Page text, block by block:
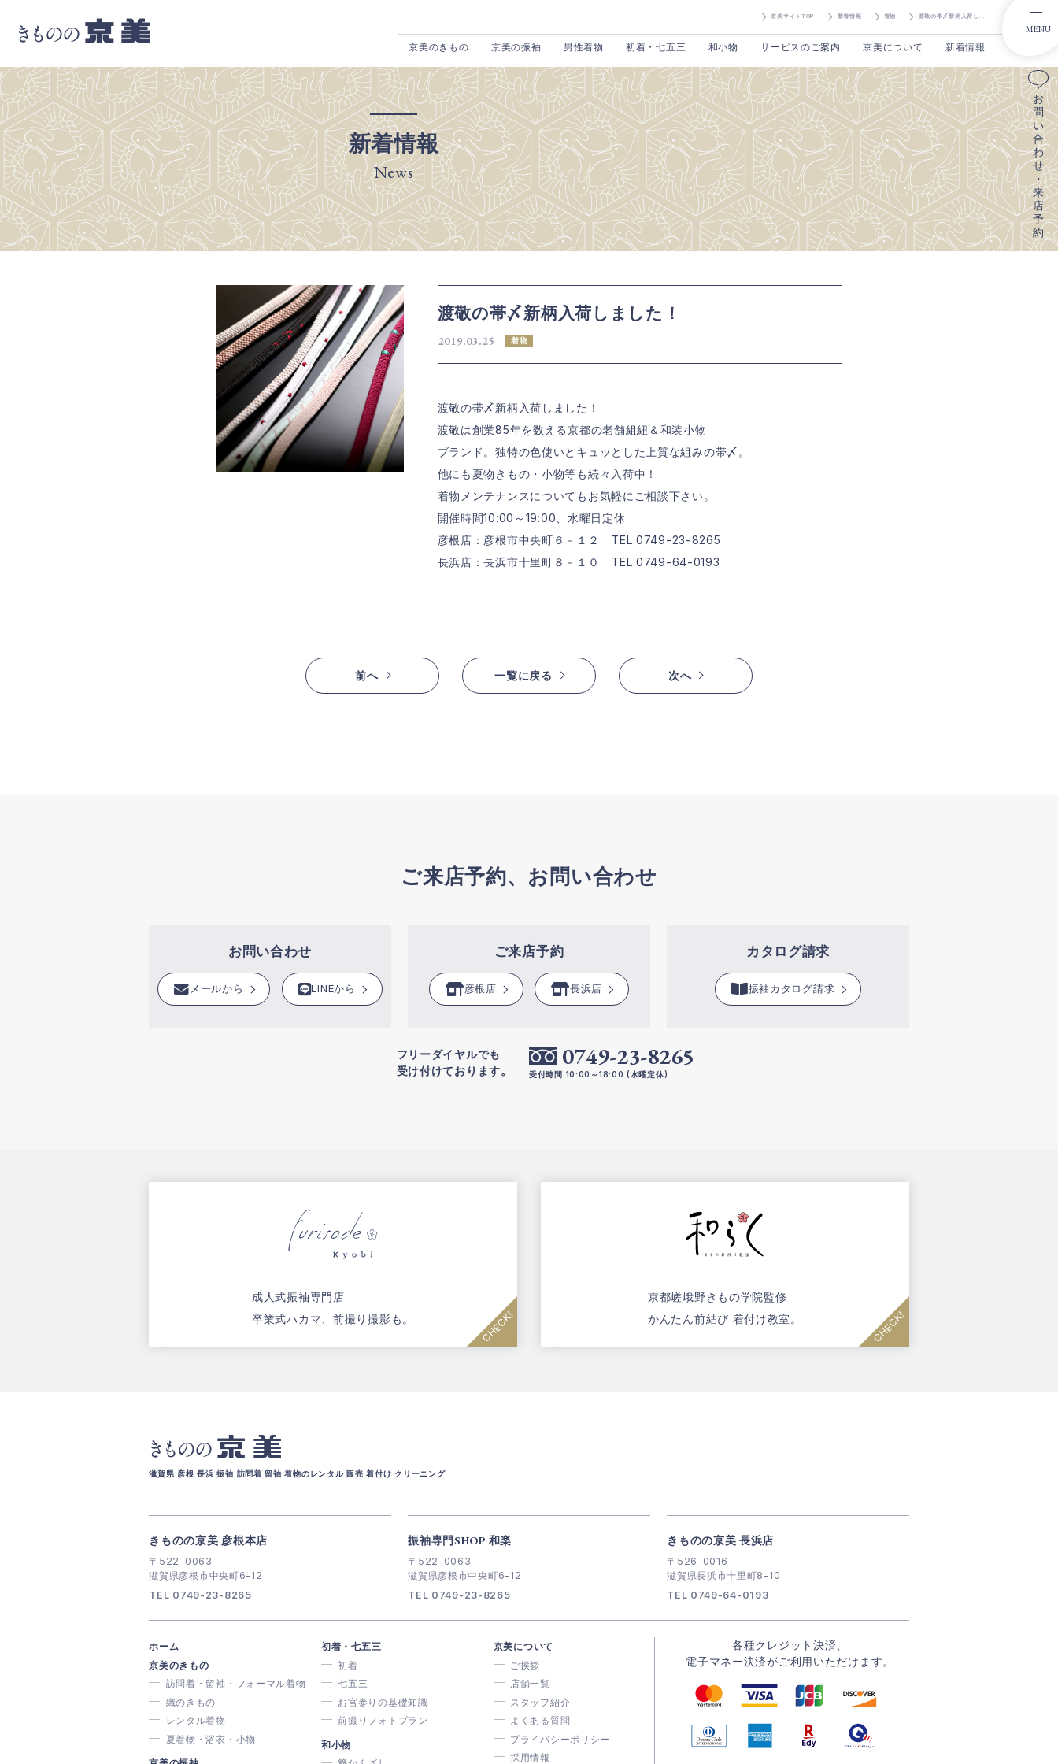
きものの 京美
京美のきもの 京美の振袖 男性着物 初着・七五三 和小物 サービスのご案内 京美について 新着情報
MENU
お
問
い
合
わ
せ
・
来
店
予
約
京美サイトTOP 新着情報 着物 渡敬の帯〆新柄入荷しました！
新着情報
News
渡敬の帯〆新柄入荷しました！
2019.03.25 着物
渡敬の帯〆新柄入荷しました！
渡敬は創業85年を数える京都の老舗組紐＆和装小物
ブランド。独特の色使いとキュッとした上質な組みの帯〆。
他にも夏物きもの・小物等も続々入荷中！
着物メンテナンスについてもお気軽にご相談下さい。
開催時間10:00～19:00、水曜日定休
彦根店：彦根市中央町６－１２ TEL.0749-23-8265
長浜店：長浜市十里町８－１０ TEL.0749-64-0193
前へ 一覧に戻る 次へ
ご来店予約、お問い合わせ
お問い合わせ
メールから LINEから
ご来店予約
彦根店 長浜店
カタログ請求
振袖カタログ請求
フリーダイヤルでも
受け付けております。
0749-23-8265
受付時間 10:00～18:00 (水曜定休)
成人式振袖専門店
卒業式ハカマ、前撮り撮影も。
京都嵯峨野きもの学院監修
かんたん前結び 着付け教室。
きものの 京美
滋賀県 彦根 長浜 振袖 訪問着 留袖 着物のレンタル 販売 着付け クリーニング
きものの京美 彦根本店
〒522-0063
滋賀県彦根市中央町6-12
TEL 0749-23-8265
振袖専門SHOP 和楽
〒522-0063
滋賀県彦根市中央町6-12
TEL 0749-23-8265
きものの京美 長浜店
〒526-0016
滋賀県長浜市十里町8-10
TEL 0749-64-0193
ホーム
京美のきもの
訪問着・留袖・フォーマル着物
織のきもの
レンタル着物
夏着物・浴衣・小物
初着・七五三
初着
七五三
お宮参りの基礎知識
前撮りフォトプラン
和小物
京美について
ご挨拶
店舗一覧
スタッフ紹介
よくある質問
プライバシーポリシー
採用情報
各種クレジット決済、
電子マネー決済がご利用いただけます。